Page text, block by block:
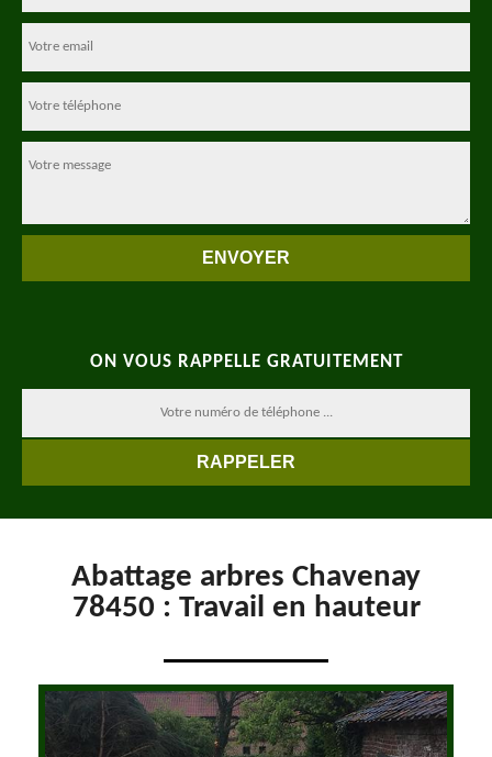
ON VOUS RAPPELLE GRATUITEMENT
Abattage arbres Chavenay
78450 : Travail en hauteur